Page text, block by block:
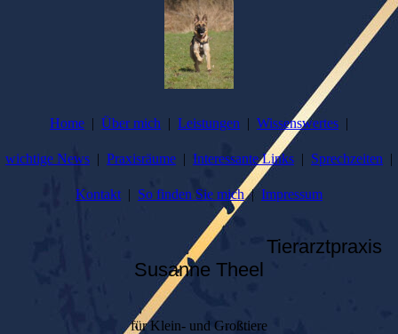
Home Über mich Leistungen Wissenswertes
wichtige News Praxisräume Interessante Links Sprechzeiten
Kontakt So finden Sie mich Impressum
Tierarztpraxis
Susanne Theel
für Klein- und Großtiere